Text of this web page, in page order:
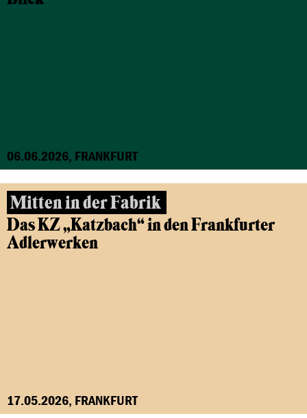
06.06.2026, FRANKFURT
Mitten in der Fabrik
Das KZ „Katzbach“ in den Frankfurter
Adlerwerken
17.05.2026, FRANKFURT